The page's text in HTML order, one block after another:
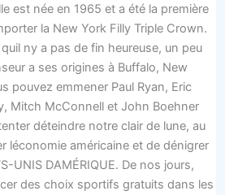
est née en 1965 et a été la première
la New York Filly Triple Crown.
ny a pas de fin heureuse, un peu
a ses origines à Buffalo, New
pouvez emmener Paul Ryan, Eric
Mitch McConnell et John Boehner
déteindre notre clair de lune, au
léconomie américaine et de dénigrer
UNIS DAMÉRIQUE. De nos jours,
des choix sportifs gratuits dans les